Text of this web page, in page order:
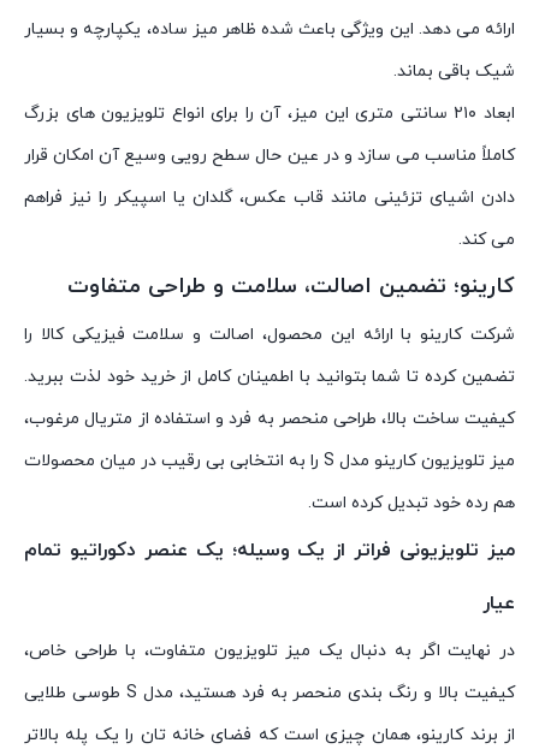
ارائه می دهد. این ویژگی باعث شده ظاهر میز ساده، یکپارچه و بسیار
شیک باقی بماند.
ابعاد ۲۱۰ سانتی متری این میز، آن را برای انواع تلویزیون های بزرگ
کاملاً مناسب می سازد و در عین حال سطح رویی وسیع آن امکان قرار
دادن اشیای تزئینی مانند قاب عکس، گلدان یا اسپیکر را نیز فراهم
می کند.
کارینو؛ تضمین اصالت، سلامت و طراحی متفاوت
شرکت کارینو با ارائه این محصول، اصالت و سلامت فیزیکی کالا را
تضمین کرده تا شما بتوانید با اطمینان کامل از خرید خود لذت ببرید.
کیفیت ساخت بالا، طراحی منحصر به فرد و استفاده از متریال مرغوب،
میز تلویزیون کارینو مدل S را به انتخابی بی رقیب در میان محصولات
هم رده خود تبدیل کرده است.
میز تلویزیونی فراتر از یک وسیله؛ یک عنصر دکوراتیو تمام
عیار
در نهایت اگر به دنبال یک میز تلویزیون متفاوت، با طراحی خاص،
کیفیت بالا و رنگ بندی منحصر به فرد هستید، مدل S طوسی طلایی
از برند کارینو، همان چیزی است که فضای خانه تان را یک پله بالاتر